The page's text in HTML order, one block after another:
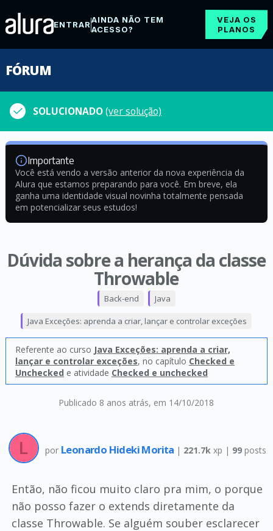
ENTRARAINDA NÃO TEM
ACESSO?
VEJA OS
PLANOS
FÓRUM
SOLUCIONADO(ver solução)
Importante
Você está vendo a versão anterior da nova experiência da
Alura que estamos preparando para você. Em breve, ela
ganha uma identidade visual novinha totalmente pensada
em potencializar seus estudos!
Dúvida sobre a herança da classe
Throwable
Publicado 8 anos atrás, em 14/10/2018
Back-end Java
Java Exceções: aprenda a criar, lançar e controlar exceções
Referente ao curso Java Exceções: aprenda a criar,
lançar e controlar exceções, no capítulo Checked e
Unchecked e atividade Checked e unchecked
por Leonardo Hideki Morita | 221.7k xp | 99 posts
Então, não ficou muito claro pra mim, o porque
não posso fazer o extends diretamente da
classe Throwable. Se alguém souber esclarecer